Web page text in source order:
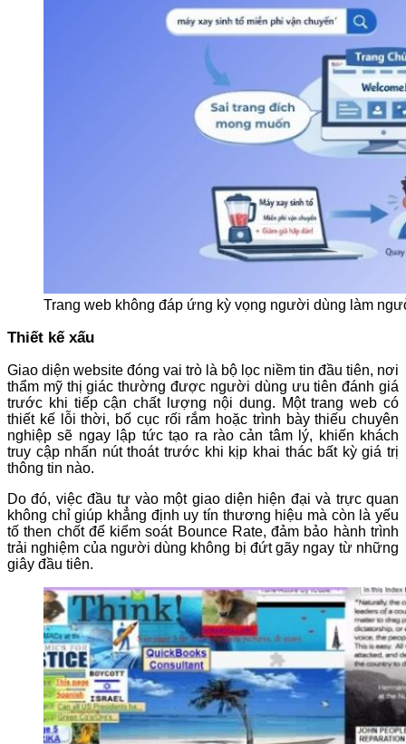
Trang web không đáp ứng kỳ vọng người dùng làm
Thiết kế xấu
Giao diện website đóng vai trò là bộ lọc niềm tin đầu tiên, nơi
thẩm mỹ thị giác thường được người dùng ưu tiên đánh giá
trước khi tiếp cận chất lượng nội dung. Một trang web có
thiết kế lỗi thời, bố cục rối rắm hoặc trình bày thiếu chuyên
nghiệp sẽ ngay lập tức tạo ra rào cản tâm lý, khiến khách
truy cập nhấn nút thoát trước khi kịp khai thác bất kỳ giá trị
thông tin nào.
Do đó, việc đầu tư vào một giao diện hiện đại và trực quan
không chỉ giúp khẳng định uy tín thương hiệu mà còn là yếu
tố then chốt để kiểm soát Bounce Rate, đảm bảo hành trình
trải nghiệm của người dùng không bị đứt gãy ngay từ những
giây đầu tiên.